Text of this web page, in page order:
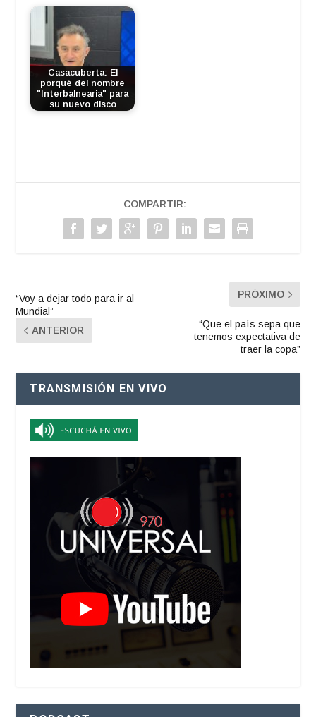
Casacuberta: El
porqué del nombre
"Interbalnearia" para
su nuevo disco
COMPARTIR:
“Voy a dejar todo para ir al
Mundial”
ANTERIOR
PRÓXIMO
“Que el país sepa que
tenemos expectativa de
traer la copa”
TRANSMISIÓN EN VIVO